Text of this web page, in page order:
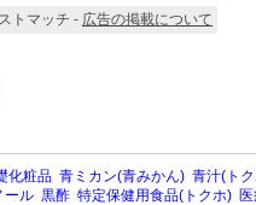
トマッチ - 広告の掲載について
化粧品 青ミカン(青みかん) 青汁(ト
ール 黒酢 特定保健用食品(トクホ)